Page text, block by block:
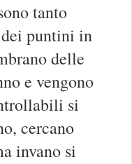
tanto
puntini in
delle
e vengono
si
cercano
invano si